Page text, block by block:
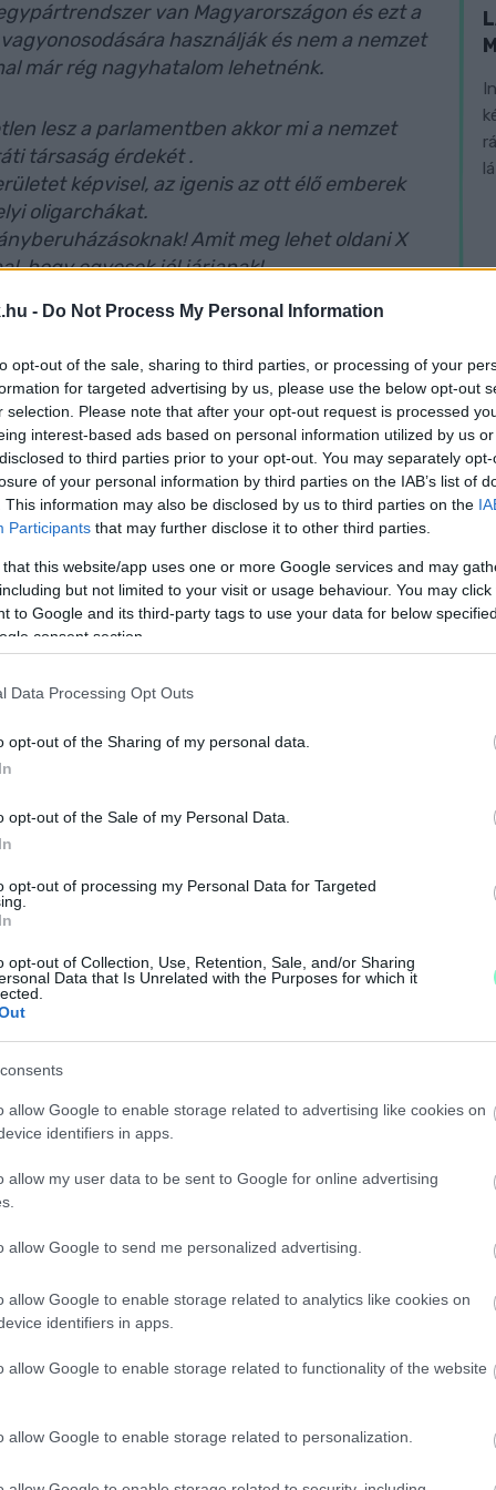
- Do Not Process My Personal Information
opt-out of the sale, sharing to third parties, or processing of your
for targeted advertising by us, please use the below opt-out
selection. Please note that after your opt-out request is processed
interest-based ads based on personal information utilized by us
to third parties prior to your opt-out. You may separately
of your personal information by third parties on the IAB’s list of
This information may also be disclosed by us to third parties on the
Participants that may further disclose it to other third parties.
that this website/app uses one or more Google services and may
but not limited to your visit or usage behaviour. You may
to Google and its third-party tags to use your data for below
consent section.
Data Processing Opt Outs
opt-out of the Sharing of my personal data.
opt-out of the Sale of my Personal Data.
opt-out of processing my Personal Data for Targeted
opt-out of Collection, Use, Retention, Sale, and/or Sharing
Data that Is Unrelated with the Purposes for which it
allow Google to enable storage related to advertising like cookies on
identifiers in apps.
allow my user data to be sent to Google for online advertising
allow Google to send me personalized advertising.
allow Google to enable storage related to analytics like cookies on
identifiers in apps.
allow Google to enable storage related to functionality of the website
allow Google to enable storage related to personalization.
van Magyarországon és ezt a
használják és nem a nemzet
már rég nagyhatalom lehetnénk.
lesz a parlamentben akkor mi a nemzet
társaság érdekét .
képvisel, az igenis az ott élő emberek
oligarchákat.
Amit meg lehet oldani X
hogy egyesek jól járjanak!
DK, Jobbik, Momentum, MSZP, LMP,
közös jelöltje Győr- Moson- Sopron Megye
polgár, édesanya, feleség, dolgozó nő.
a DK felkért arra, hogy induljak az
Azóta eltelt több mint egy év, és az
újra lehetősége van női képviselőt
megvalósítani, de az iskoláinkért küzdeni
közlekedési káoszt rendezni kell, hogy
és bérlakásfejlesztéssel valódi
alapítanának, de az ingatlanárak
fokuszáló hangot szeretnék megütni.
nagy szükség van. Rendszeren kijárok
hogy a választópolgároknak
így amikor ott vagyok, szinte csak
a kezem, átölelnek és azt mondják: végre
fontos dolgokról beszél. Érzem a
vágtam bele ebbe a feladatba, és
a 17 éves lányomnak és a 12 éves fiamnak,
amiben hiszünk.
a hazugság, a hírhamisítás és
még akkor is, ha másképpen
amit lehet.
probléma az országban, de kétségtelenül a
infláció olyan dolog, amit mindenki a saját